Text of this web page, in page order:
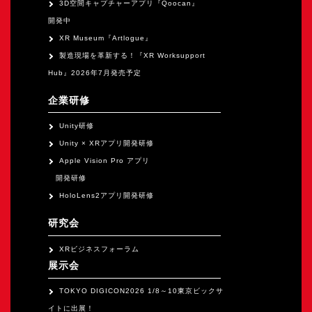
3D空間キャプチャーアプリ『Qoocan』
開発中
XR Museum『Artlogue』
製造現場を革新する！『XR Worksupport
Hub』2026年7月発売予定
企業研修
Unity研修
Unity × XRアプリ開発研修
Apple Vision Pro アプリ
開発研修
HoloLens2アプリ開発研修
研究会
XRビジネスフォーラム
展示会
TOKYO DIGICON2026 1/8～10東京ビックサ
イトに出展！